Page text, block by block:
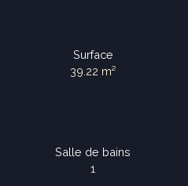
Surface
39.22 m²
Salle de bains
1